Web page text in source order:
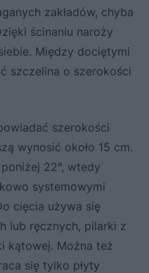
zakładów, chyba
ścinaniu naroży
Między dociętymi
szczelina o szerokości
szerokości
wynosić około 15 cm.
22°, wtedy
systemowymi
cięcia używa się
lub ręcznych, pilarki z
kątowej. Można też
się tylko płyty